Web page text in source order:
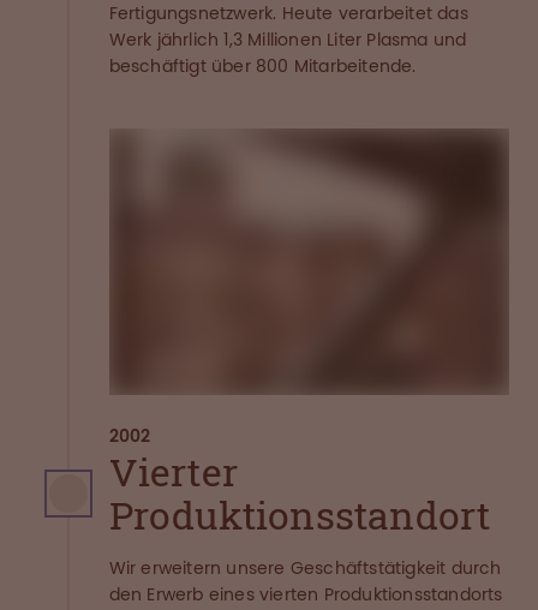
Fertigungsnetzwerk. Heute verarbeitet das
Werk jährlich 1,3 Millionen Liter Plasma und
beschäftigt über 800 Mitarbeitende.
2002
Vierter
Produktionsstandort
Wir erweitern unsere Geschäftstätigkeit durch
den Erwerb eines vierten Produktionsstandorts